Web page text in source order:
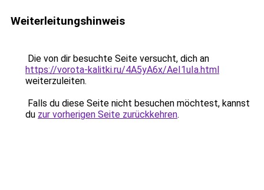
Weiterleitungshinweis
Die von dir besuchte Seite versucht, dich an
https://vorota-kalitki.ru/4A5yA6x/AeI1uIa.html
weiterzuleiten.
Falls du diese Seite nicht besuchen möchtest, kannst
du zur vorherigen Seite zurückkehren.